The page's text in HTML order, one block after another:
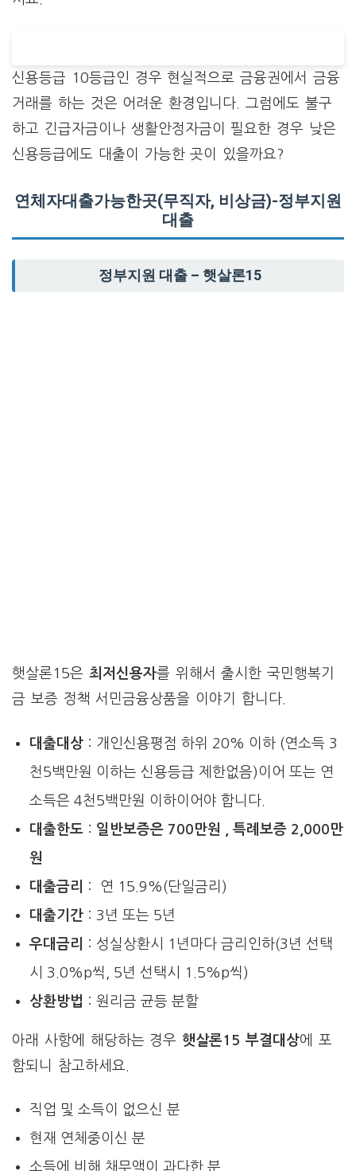
신용등급 10등급인 경우 현실적으로 금융권에서 금융
거래를 하는 것은 어려운 환경입니다. 그럼에도 불구
하고 긴급자금이나 생활안정자금이 필요한 경우 낮은
신용등급에도 대출이 가능한 곳이 있을까요?
연체자대출가능한곳(무직자, 비상금)-정부지원
대출
정부지원 대출 – 햇살론15
햇살론15은 최저신용자를 위해서 출시한 국민행복기
금 보증 정책 서민금융상품을 이야기 합니다.
대출대상: 개인신용평점 하위 20% 이하 (연소득 3
천5백만원 이하는 신용등급 제한없음)이어 또는 연
소득은 4천5백만원 이하이어야 합니다.
대출한도: 일반보증은 700만원 , 특례보증 2,000만
원
대출금리
: 연 15.9%(단일금리)
대출기간: 3년 또는 5년
우대금리
: 성실상환시 1년마다 금리인하(3년 선택
시 3.0%p씩, 5년 선택시 1.5%p씩)
상환방법 : 원리금 균등 분할
아래 사항에 해당하는 경우 햇살론15 부결대상에 포
함되니 참고하세요.
직업 및 소득이 없으신 분
현재 연체중이신 분
소득에 비해 채무액이 과다한 분